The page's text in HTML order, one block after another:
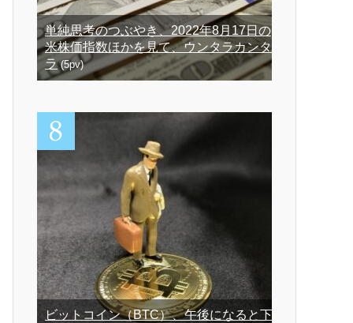
単純思考のつぶやき、2022年8月17日の
米株価指数ほかを見て、ウンタラカンタ
ラ(5pv)
ビットコイン（BTC）、午後になると下